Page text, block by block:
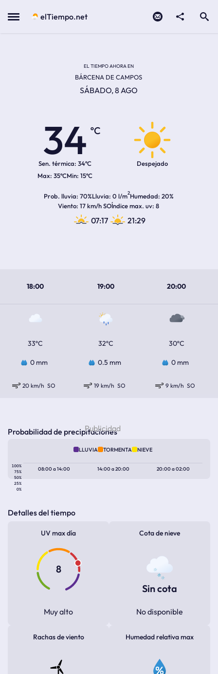
Menu elTiempo.net
EL TIEMPO AHORA EN
BÁRCENA DE CAMPOS
SÁBADO, 8 AGO
34
ºC
Sen. térmica: 34ºC
35ºC 15ºC
Despejado
Prob. lluvia 70%Lluvia 0 l/m2Humedad 20%
Viento 17 km/h SOÍndice max. uv 8
07:17 21:29
18:00 19:00 20:00
33ºC 32ºC 30ºC
0 mm 0.5 mm 0 mm
20 km/h SO 19 km/h SO 9 km/h SO
Probabilidad de precipitaciones
LLUVIA TORMENTA NIEVE
100%
75%
50%
25%
0%
08:00a14:00 14:00a20:00 20:00a02:00
Detalles del tiempo
UV max día
8
Muy alto
Cota de nieve
Sin cota
No disponible
Rachas de viento Humedad relativa max